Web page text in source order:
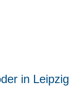
in Leipzig